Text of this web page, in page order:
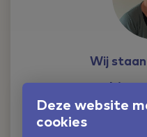
Deze website
cookies
Wij